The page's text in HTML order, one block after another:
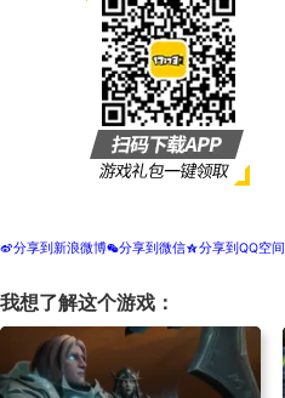
t分享到新浪微博w分享到微信z分享到QQ空间
我想了解这个游戏：